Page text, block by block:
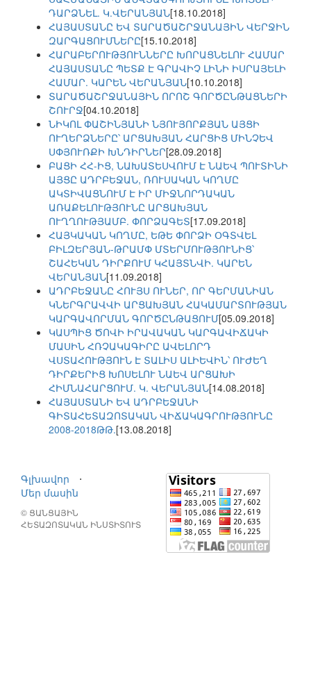
ԴԱՐՁՆԵԼ. Կ.ՎԵՐԱՆՅԱՆ[18.10.2018]
ՀԱՅԱՍՏԱՆԸ ԵՎ ՏԱՐԱԾԱՇՐՋԱՆԱՅԻՆ ՎԵՐՋԻՆ
ԶԱՐԳԱՑՈՒՄՆԵՐԸ[15.10.2018]
ՀԱՐԱԲԵՐՈՒԹՅՈՒՆՆԵՐԸ ԽՈՐԱՑՆԵԼՈՒ ՀԱՄԱՐ
ՀԱՅԱՍՏԱՆԸ ՊԵՏՔ Է ԳՐԱՎԻՉ ԼԻՆԻ ԻՍՐԱՅԵԼԻ
ՀԱՄԱՐ. ԿԱՐԵՆ ՎԵՐԱՆՅԱՆ[10.10.2018]
ՏԱՐԱԾԱՇՐՋԱՆԱՅԻՆ ՈՐՈՇ ԳՈՐԾԸՆԹԱՑՆԵՐԻ
ՇՈՒՐՋ[04.10.2018]
ՆԻԿՈԼ ՓԱՇԻՆՅԱՆԻ ՆՅՈՒՅՈՐՔՅԱՆ ԱՅՑԻ
ՈՒՂԵՐՁՆԵՐԸ՝ ԱՐՑԱԽՅԱՆ ՀԱՐՑԻՑ ՄԻՆՉԵՎ
ՍՓՅՈՒՌՔԻ ԽՆԴԻՐՆԵՐ[28.09.2018]
ԲԱՑԻ ՀՀ-ԻՑ, ՆԱԽԱՏԵՍՎՈՒՄ Է ՆԱԵՎ ՊՈՒՏԻՆԻ
ԱՅՑԸ ԱԴՐԲԵՋԱՆ, ՌՈՒՍԱԿԱՆ ԿՈՂՄԸ
ԱԿՏԻՎԱՑՆՈՒՄ Է ԻՐ ՄԻՋՆՈՐԴԱԿԱՆ
ԱՌԱՔԵԼՈՒԹՅՈՒՆԸ ԱՐՑԱԽՅԱՆ
ՈՒՂՂՈՒԹՅԱՄԲ. ՓՈՐՁԱԳԵՏ[17.09.2018]
ՀԱՅԿԱԿԱՆ ԿՈՂՄԸ, ԵԹԵ ՓՈՐՁԻ ՕԳՏՎԵԼ
ԲԻԼԶԵՐՅԱՆ-ԹՐԱՄՓ ՄՏԵՐՄՈՒԹՅՈՒՆԻՑ՝
ՇԱՀԵԿԱՆ ԴԻՐՔՈՒՄ ԿՀԱՅՏՆՎԻ. ԿԱՐԵՆ
ՎԵՐԱՆՅԱՆ[11.09.2018]
ԱԴՐԲԵՋԱՆԸ ՀՈՒՅՍ ՈՒՆԵՐ, ՈՐ ԳԵՐՄԱՆԻԱՆ
ԿՆԵՐԳՐԱՎՎԻ ԱՐՑԱԽՅԱՆ ՀԱԿԱՄԱՐՏՈՒԹՅԱՆ
ԿԱՐԳԱՎՈՐՄԱՆ ԳՈՐԾԸՆԹԱՑՈՒՄ[05.09.2018]
ԿԱՍՊԻՑ ԾՈՎԻ ԻՐԱՎԱԿԱՆ ԿԱՐԳԱՎԻՃԱԿԻ
ՄԱՍԻՆ ՀՌՉԱԿԱԳԻՐԸ ԱՎԵԼՈՐԴ
ՎՍՏԱՀՈՒԹՅՈՒՆ Է ՏԱԼԻՍ ԱԼԻԵՎԻՆ՝ ՈՒԺԵՂ
ԴԻՐՔԵՐԻՑ ԽՈՍԵԼՈՒ ՆԱԵՎ ԱՐՑԱԽԻ
ՀԻՄՆԱՀԱՐՑՈՒՄ. Կ. ՎԵՐԱՆՅԱՆ[14.08.2018]
ՀԱՅԱՍՏԱՆԻ ԵՎ ԱԴՐԲԵՋԱՆԻ
ԳԻՏԱՀԵՏԱԶՈՏԱԿԱՆ ՎԻՃԱԿԱԳՐՈՒԹՅՈՒՆԸ
2008-2018ԹԹ.[13.08.2018]
Գլխավոր
⋅
Մեր մասին
© ՑԱՆՑԱՅԻՆ
ՀԵՏԱԶՈՏԱԿԱՆ ԻՆՍՏԻՏՈՒՏ